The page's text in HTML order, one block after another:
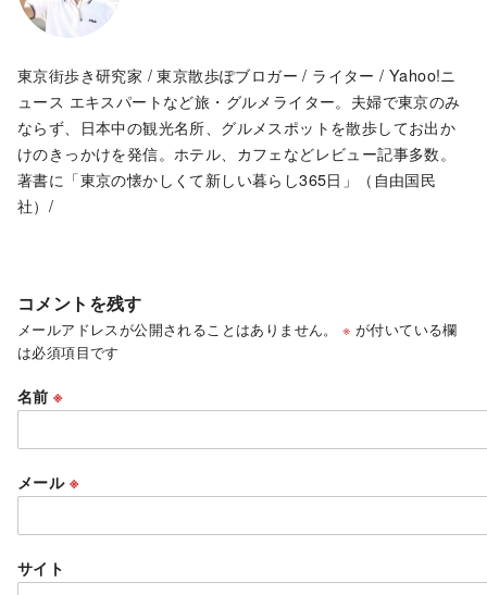
東京街歩き研究家 / 東京散歩ぽブロガー / ライター / Yahoo!ニ
ュース エキスパートなど旅・グルメライター。夫婦で東京のみ
ならず、日本中の観光名所、グルメスポットを散歩してお出か
けのきっかけを発信。ホテル、カフェなどレビュー記事多数。
著書に「東京の懐かしくて新しい暮らし365日」（自由国民
社）/
コメントを残す
メールアドレスが公開されることはありません。 ※ が付いている欄
は必須項目です
名前※
メール ※
サイト